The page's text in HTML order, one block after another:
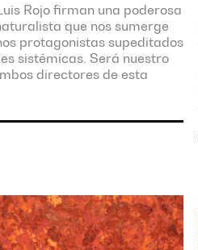
Rojo firman una poderosa
que nos sumerge
protagonistas supeditados
sistémicas. Será nuestro
directores de esta